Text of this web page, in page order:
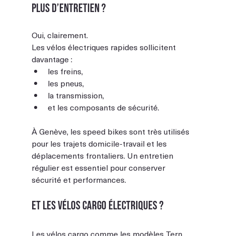
plus d’entretien ?
Oui, clairement.
Les vélos électriques rapides sollicitent
davantage :
les freins,
les pneus,
la transmission,
et les composants de sécurité.
À Genève, les speed bikes sont très utilisés
pour les trajets domicile-travail et les
déplacements frontaliers. Un entretien
régulier est essentiel pour conserver
sécurité et performances.
Et les vélos cargo électriques ?
Les vélos cargo comme les modèles Tern